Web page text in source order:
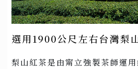
選用1900公尺左右台灣梨
梨山紅茶是由甯立強製茶師運用